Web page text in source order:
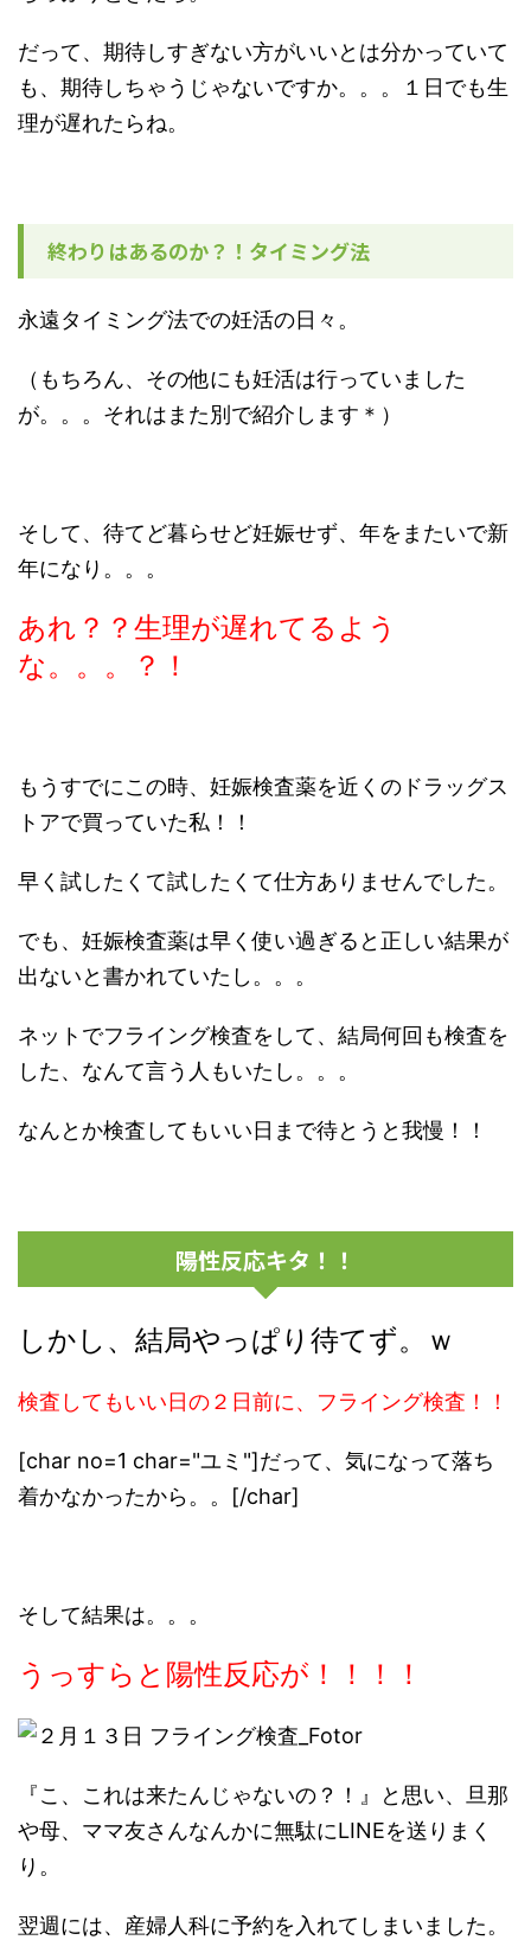
だって、期待しすぎない方がいいとは分かっていて
も、期待しちゃうじゃないですか。。。１日でも生
理が遅れたらね。
終わりはあるのか？！タイミング法
永遠タイミング法での妊活の日々。
（もちろん、その他にも妊活は行っていました
が。。。それはまた別で紹介します＊）
そして、待てど暮らせど妊娠せず、年をまたいで新
年になり。。。
あれ？？生理が遅れてるよう
な。。。？！
もうすでにこの時、妊娠検査薬を近くのドラッグス
トアで買っていた私！！
早く試したくて試したくて仕方ありませんでした。
でも、妊娠検査薬は早く使い過ぎると正しい結果が
出ないと書かれていたし。。。
ネットでフライング検査をして、結局何回も検査を
した、なんて言う人もいたし。。。
なんとか検査してもいい日まで待とうと我慢！！
陽性反応キタ！！
しかし、結局やっぱり待てず。ｗ
検査してもいい日の２日前に、フライング検査！！
[char no=1 char="ユミ"]だって、気になって落ち
着かなかったから。。[/char]
そして結果は。。。
うっすらと陽性反応が！！！！
『こ、これは来たんじゃないの？！』と思い、旦那
や母、ママ友さんなんかに無駄にLINEを送りまく
り。
翌週には、産婦人科に予約を入れてしまいました。